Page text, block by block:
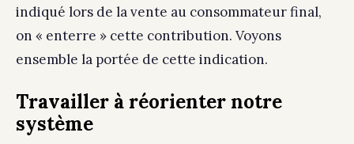
indiqué lors de la vente au consommateur final,
on « enterre » cette contribution. Voyons
ensemble la portée de cette indication.
Travailler à réorienter notre
système